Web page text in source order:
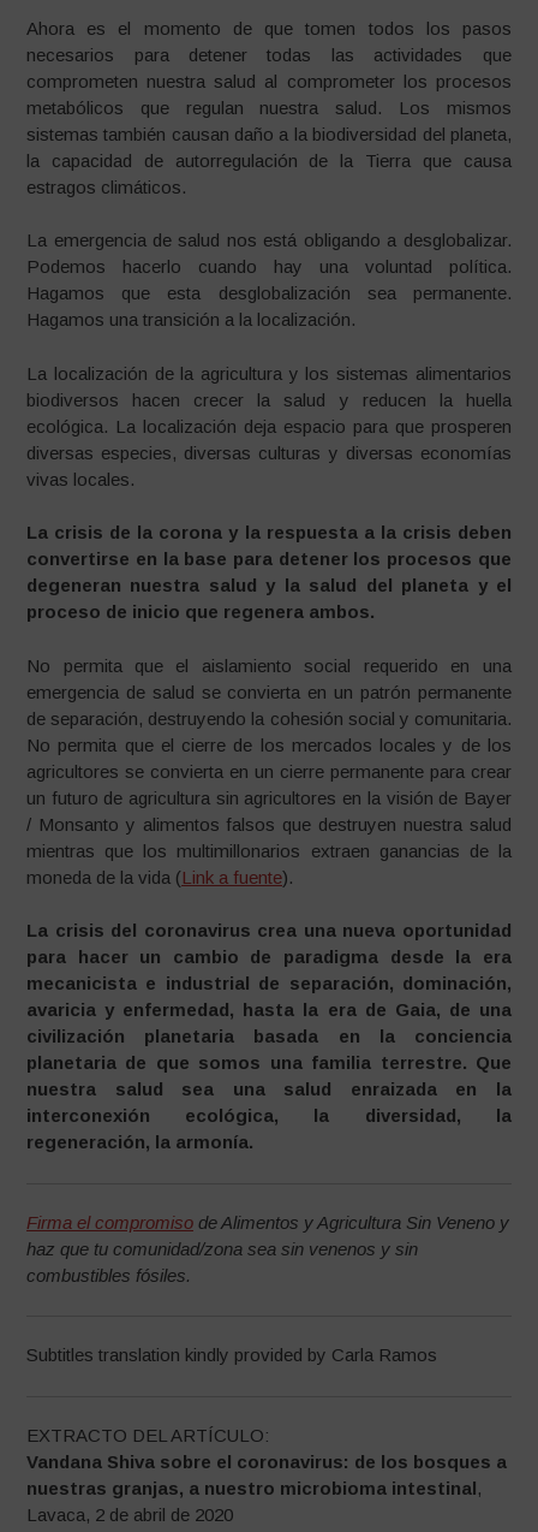
Ahora es el momento de que tomen todos los pasos
necesarios para detener todas las actividades que
comprometen nuestra salud al comprometer los procesos
metabólicos que regulan nuestra salud. Los mismos
sistemas también causan daño a la biodiversidad del planeta,
la capacidad de autorregulación de la Tierra que causa
estragos climáticos.
La emergencia de salud nos está obligando a desglobalizar.
Podemos hacerlo cuando hay una voluntad política.
Hagamos que esta desglobalización sea permanente.
Hagamos una transición a la localización.
La localización de la agricultura y los sistemas alimentarios
biodiversos hacen crecer la salud y reducen la huella
ecológica. La localización deja espacio para que prosperen
diversas especies, diversas culturas y diversas economías
vivas locales.
La crisis de la corona y la respuesta a la crisis deben
convertirse en la base para detener los procesos que
degeneran nuestra salud y la salud del planeta y el
proceso de inicio que regenera ambos.
No permita que el aislamiento social requerido en una
emergencia de salud se convierta en un patrón permanente
de separación, destruyendo la cohesión social y comunitaria.
No permita que el cierre de los mercados locales y de los
agricultores se convierta en un cierre permanente para crear
un futuro de agricultura sin agricultores en la visión de Bayer
/ Monsanto y alimentos falsos que destruyen nuestra salud
mientras que los multimillonarios extraen ganancias de la
moneda de la vida (Link a fuente).
La crisis del coronavirus crea una nueva oportunidad
para hacer un cambio de paradigma desde la era
mecanicista e industrial de separación, dominación,
avaricia y enfermedad, hasta la era de Gaia, de una
civilización planetaria basada en la conciencia
planetaria de que somos una familia terrestre. Que
nuestra salud sea una salud enraizada en la
interconexión ecológica, la diversidad, la
regeneración, la armonía.
Firma el compromiso de Alimentos y Agricultura Sin Veneno y
haz que tu comunidad/zona sea sin venenos y sin
combustibles fósiles.
Subtitles translation kindly provided by Carla Ramos
EXTRACTO DEL ARTÍCULO:
Vandana Shiva sobre el coronavirus: de los bosques a
nuestras granjas, a nuestro microbioma intestinal,
Lavaca, 2 de abril de 2020